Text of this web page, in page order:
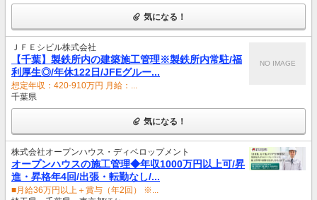
気になる！
ＪＦＥシビル株式会社
【千葉】製鉄所内の建築施工管理※製鉄所内常駐/福
利厚生◎/年休122日/JFEグルー...
想定年収：420-910万円 月給：...
千葉県
NO IMAGE
気になる！
株式会社オープンハウス・ディベロップメント
オープンハウスの施工管理◆年収1000万円以上可/昇
進・昇格年4回/出張・転勤なし/...
■月給36万円以上＋賞与（年2回） ※...